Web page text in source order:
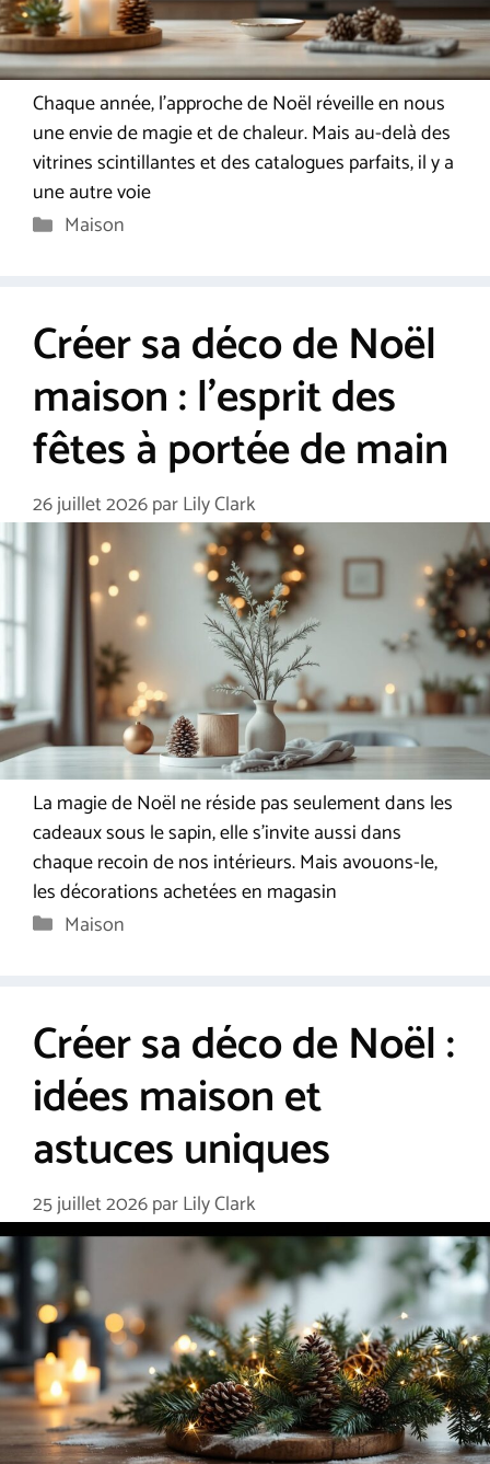
Chaque année, l’approche de Noël réveille en nous
une envie de magie et de chaleur. Mais au-delà des
vitrines scintillantes et des catalogues parfaits, il y a
une autre voie
Catégories
Maison
Créer sa déco de Noël
maison : l’esprit des
fêtes à portée de main
26 juillet 2026parLily Clark
La magie de Noël ne réside pas seulement dans les
cadeaux sous le sapin, elle s’invite aussi dans
chaque recoin de nos intérieurs. Mais avouons-le,
les décorations achetées en magasin
Catégories
Maison
Créer sa déco de Noël :
idées maison et
astuces uniques
25 juillet 2026parLily Clark